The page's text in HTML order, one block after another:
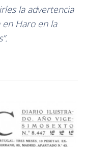
la advertencia
en Haro en la